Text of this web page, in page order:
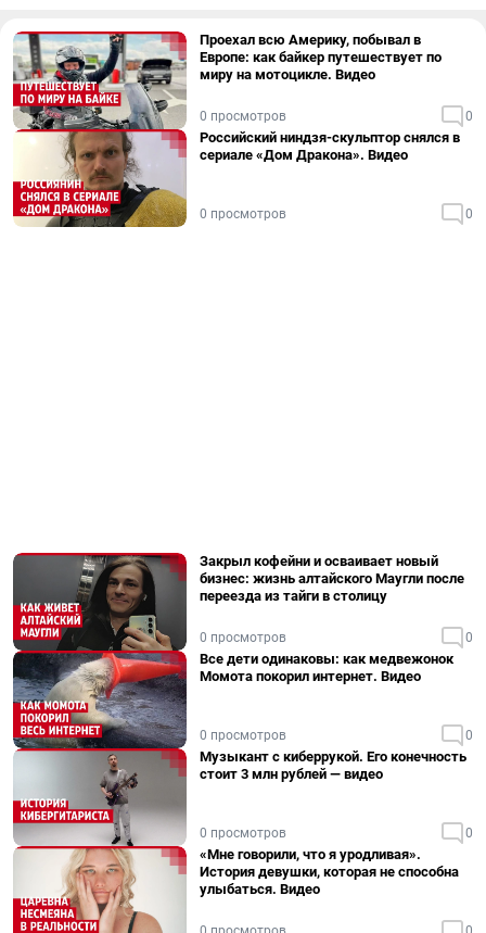
Проехал всю Америку, побывал в
Европе: как байкер путешествует по
миру на мотоцикле. Видео
0 просмотров 0
Российский ниндзя-скульптор снялся в
сериале «Дом Дракона». Видео
0 просмотров 0
Закрыл кофейни и осваивает новый
бизнес: жизнь алтайского Маугли после
переезда из тайги в столицу
0 просмотров 0
Все дети одинаковы: как медвежонок
Момота покорил интернет. Видео
0 просмотров 0
Музыкант с киберрукой. Его конечность
стоит 3 млн рублей — видео
0 просмотров 0
«Мне говорили, что я уродливая».
История девушки, которая не способна
улыбаться. Видео